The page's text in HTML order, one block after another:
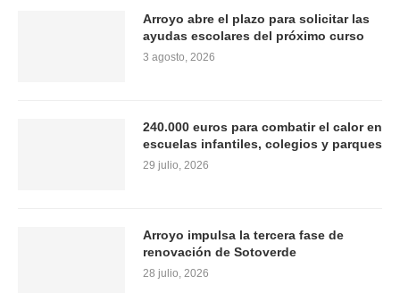
Arroyo abre el plazo para solicitar las
ayudas escolares del próximo curso
3 agosto, 2026
240.000 euros para combatir el calor en
escuelas infantiles, colegios y parques
29 julio, 2026
Arroyo impulsa la tercera fase de
renovación de Sotoverde
28 julio, 2026